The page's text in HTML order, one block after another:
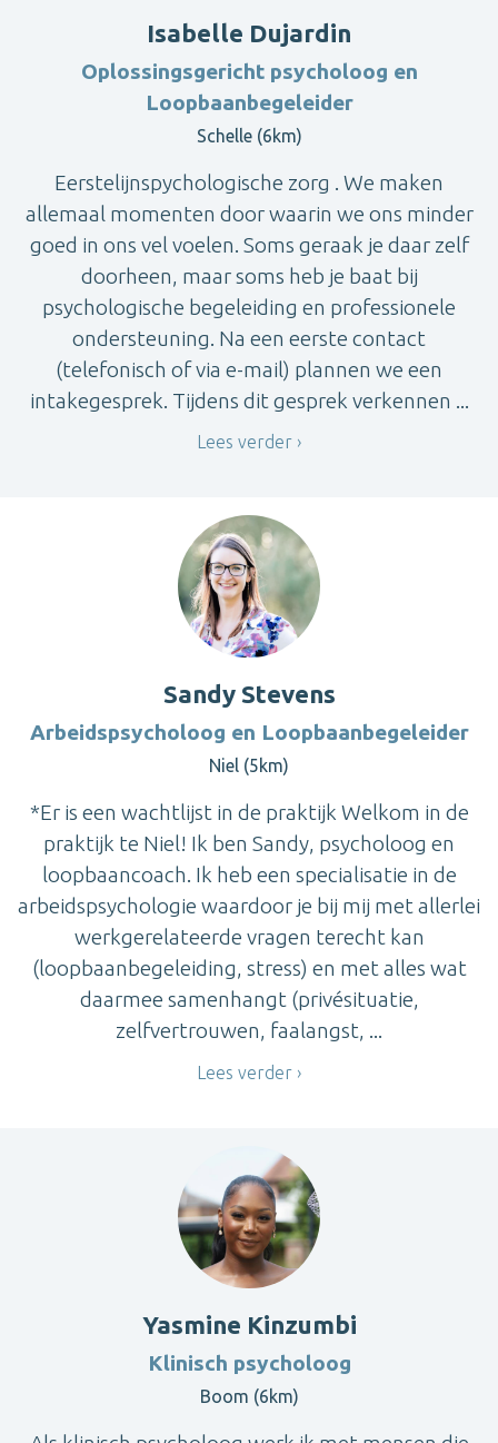
Isabelle Dujardin
Oplossingsgericht psycholoog en
Loopbaanbegeleider
Schelle (6km)
Eerstelijnspychologische zorg . We maken
allemaal momenten door waarin we ons minder
goed in ons vel voelen. Soms geraak je daar zelf
doorheen, maar soms heb je baat bij
psychologische begeleiding en professionele
ondersteuning. Na een eerste contact
(telefonisch of via e-mail) plannen we een
intakegesprek. Tijdens dit gesprek verkennen ...
Lees verder
Sandy Stevens
Arbeidspsycholoog en Loopbaanbegeleider
Niel (5km)
*Er is een wachtlijst in de praktijk Welkom in de
praktijk te Niel! Ik ben Sandy, psycholoog en
loopbaancoach. Ik heb een specialisatie in de
arbeidspsychologie waardoor je bij mij met allerlei
werkgerelateerde vragen terecht kan
(loopbaanbegeleiding, stress) en met alles wat
daarmee samenhangt (privésituatie,
zelfvertrouwen, faalangst, ...
Lees verder
Yasmine Kinzumbi
Klinisch psycholoog
Boom (6km)